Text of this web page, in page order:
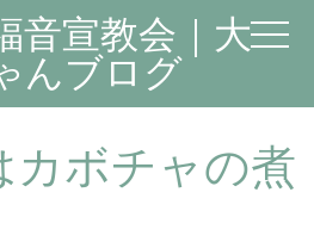
音宣教会｜大
んブログ
カボチャの煮